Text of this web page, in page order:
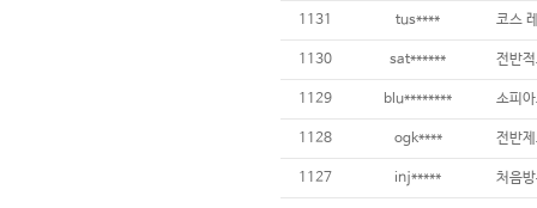
1131 tus****
1130 sat****** 전반
1129 blu********
1128 ogk**** 전반
1127 inj*****